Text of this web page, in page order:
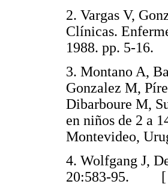
2. Vargas V,
Clínicas.
1988. pp. 5-
3. Montano A,
Gonzalez M,
Dibarboure M,
en niños de 2 a
Montevideo,
4. Wolfgang J,
20:583-95. [